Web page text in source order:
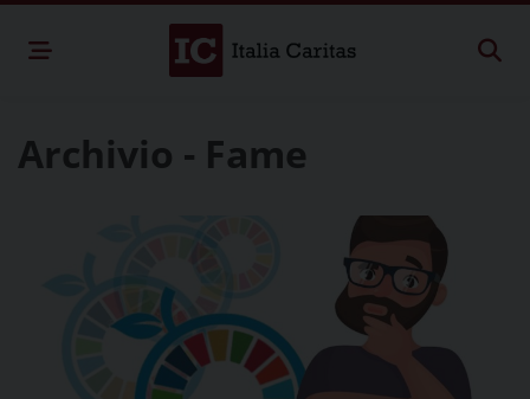
Archivio - Fame